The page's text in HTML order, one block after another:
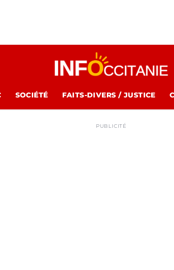
SOCIÉTÉ FAITS-DIVERS / JUSTICE
PUBLICITÉ